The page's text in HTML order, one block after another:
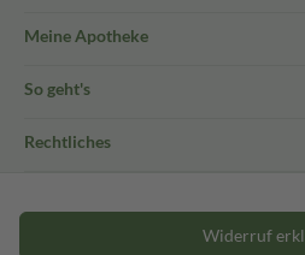
Meine Apotheke
So geht's
Rechtliches
Widerruf